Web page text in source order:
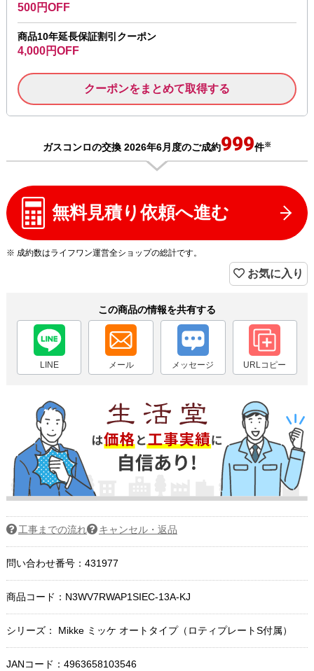
500円OFF
商品10年延長保証割引クーポン
4,000円OFF
クーポンをまとめて取得する
ガスコンロの交換 2026年6月度のご成約999件※
無料見積り依頼へ進む
※ 成約数はライフワン運営全ショップの総計です。
お気に入り
この商品の情報を共有する
LINE メール メッセージ URLコピー
工事までの流れ キャンセル・返品
問い合わせ番号：431977
商品コード： N3WV7RWAP1SIEC-13A-KJ
シリーズ： Mikke ミッケ オートタイプ（ロティプレートS付属）
JANコード：4963658103546